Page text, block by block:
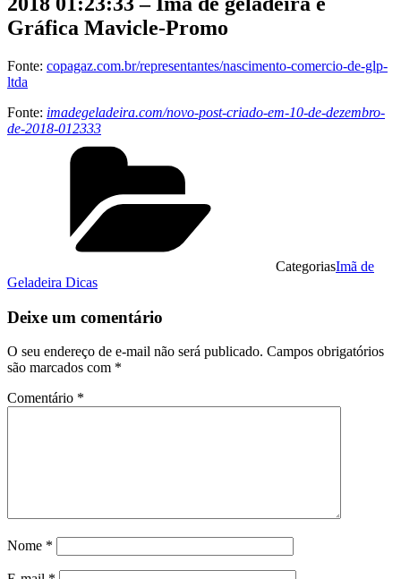
Gráfica Mavicle-Promo
Fonte: copagaz.com.br/representantes/nascimento-comercio-de-glp-
ltda
Fonte: imadegeladeira.com/novo-post-criado-em-10-de-dezembro-
de-2018-012333
CategoriasImã de
Geladeira Dicas
Deixe um comentário
O seu endereço de e-mail não será publicado. Campos obrigatórios
são marcados com *
Comentário *
Nome *